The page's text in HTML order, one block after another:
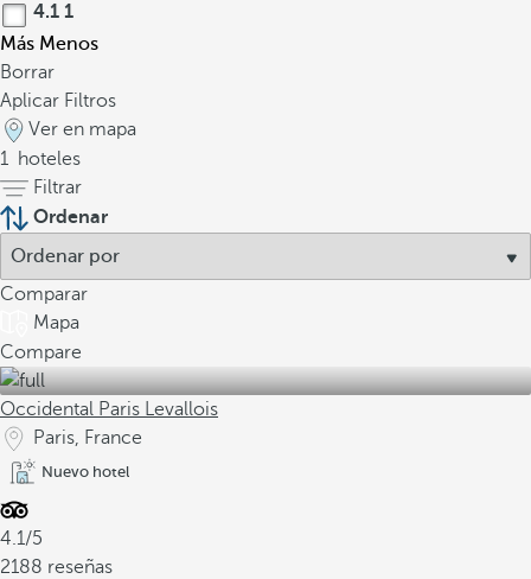
4.1 1
Más Menos
Borrar
Aplicar Filtros
Ver en mapa
1 hoteles
Filtrar
Ordenar
Comparar
Mapa
Compare
Occidental Paris Levallois
Paris, France
Nuevo hotel
4.1/5
2188 reseñas